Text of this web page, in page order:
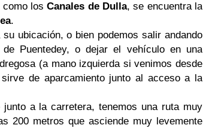
como losCanales de Dulla, se encuentra la
.
ubicación, o bien podemos salir andando
Puentedey, o dejar el vehículo en una
(a mano izquierda si venimos desde
sirve de aparcamiento junto al acceso a la
junto a la carretera, tenemos una ruta muy
200 metros que asciende muy levemente